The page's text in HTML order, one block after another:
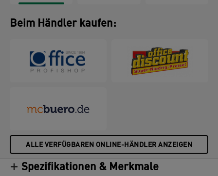
Beim Händler kaufen:
ALLE VERFÜGBAREN ONLINE-HÄNDLER ANZEIGEN
Spezifikationen & Merkmale